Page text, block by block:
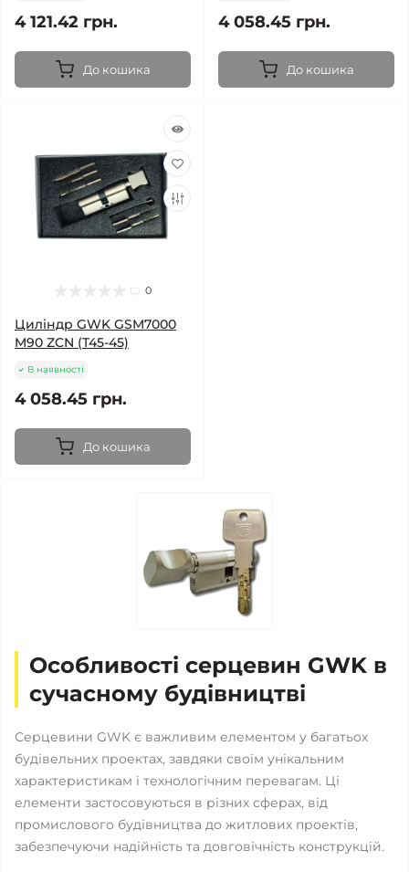
4 121.42 грн.
До кошика
4 058.45 грн.
До кошика
0
Циліндр GWK GSM7000
M90 ZCN (T45-45)
В наявності
4 058.45 грн.
До кошика
Особливості серцевин GWK в
сучасному будівництві
Серцевини GWK є важливим елементом у багатьох
будівельних проектах, завдяки своїм унікальним
характеристикам і технологічним перевагам. Ці
елементи застосовуються в різних сферах, від
промислового будівництва до житлових проектів,
забезпечуючи надійність та довговічність конструкцій.